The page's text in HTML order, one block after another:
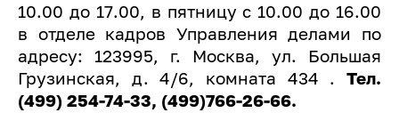
10.00 до 17.00, в пятницу с 10.00 до 16.00
в отделе кадров Управления делами по
адресу: 123995, г. Москва, ул. Большая
Грузинская, д. 4/6, комната 434 . Тел.
(499) 254-74-33, (499)766-26-66.